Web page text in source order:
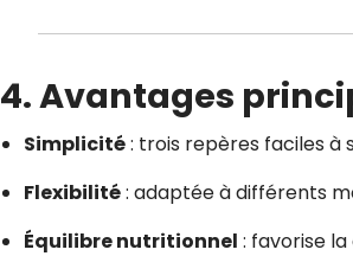
4. Avantages
Simplicité: trois repères faciles à
Flexibilité: adaptée à différents
Équilibre nutritionnel : favorise